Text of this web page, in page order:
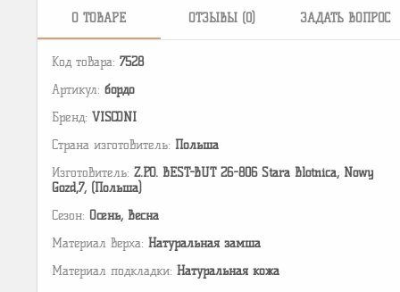
О ТОВАРЕ ОТЗЫВЫ (0) ЗАДАТЬ ВОПРОС
Код товара: 7528
Артикул: бордо
Бренд: VISCONI
Страна изготовитель: Польша
Изготовитель: Z.P.O. BEST-BUT 26-806 Stara Blotnica, Nowy
Gozd,7, (Польша)
Сезон: Осень, Весна
Материал верха: Натуральная замша
Материал подкладки: Натуральная кожа